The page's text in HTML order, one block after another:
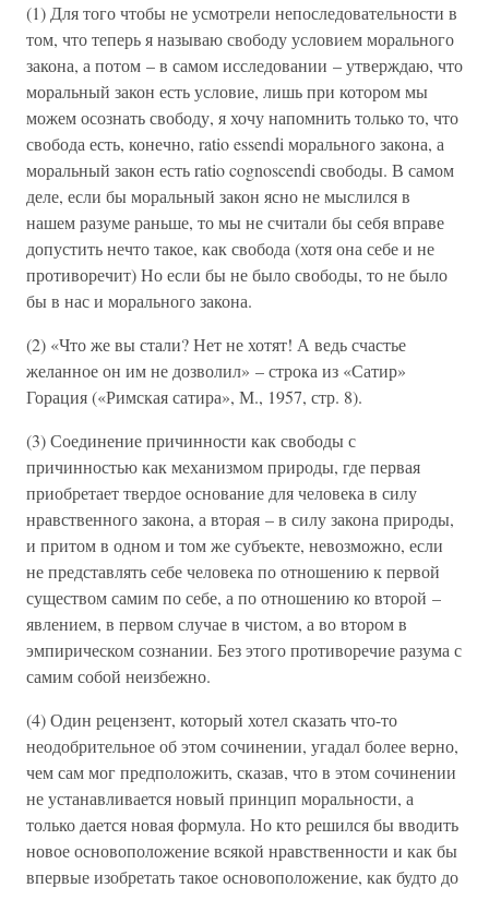
(1) Для того чтобы не усмотрели непоследовательности в
том, что теперь я называю свободу условием морального
закона, а потом – в самом исследовании – утверждаю, что
моральный закон есть условие, лишь при котором мы
можем осознать свободу, я хочу напомнить только то, что
свобода есть, конечно, ratio essendi морального закона, а
моральный закон есть ratio cognoscendi свободы. В самом
деле, если бы моральный закон ясно не мыслился в
нашем разуме раньше, то мы не считали бы себя вправе
допустить нечто такое, как свобода (хотя она себе и не
противоречит) Но если бы не было свободы, то не было
бы в нас и морального закона.
(2) «Что же вы стали? Нет не хотят! А ведь счастье
желанное он им не дозволил» – строка из «Сатир»
Горация («Римская сатира», М., 1957, стр. 8).
(3) Соединение причинности как свободы с
причинностью как механизмом природы, где первая
приобретает твердое основание для человека в силу
нравственного закона, а вторая – в силу закона природы,
и притом в одном и том же субъекте, невозможно, если
не представлять себе человека по отношению к первой
существом самим по себе, а по отношению ко второй –
явлением, в первом случае в чистом, а во втором в
эмпирическом сознании. Без этого противоречие разума с
самим собой неизбежно.
(4) Один рецензент, который хотел сказать что-то
неодобрительное об этом сочинении, угадал более верно,
чем сам мог предположить, сказав, что в этом сочинении
не устанавливается новый принцип моральности, а
только дается новая формула. Но кто решился бы вводить
новое основоположение всякой нравственности и как бы
впервые изобретать такое основоположение, как будто до